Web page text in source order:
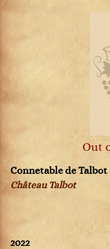
Out
Connetable de
Château Talbot
2022